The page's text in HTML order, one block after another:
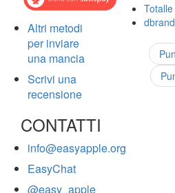
Altri metodi
per inviare
una mancia
Scrivi una
recensione
CONTATTI
info@easyapple.org
EasyChat
@easy_apple
Totalle